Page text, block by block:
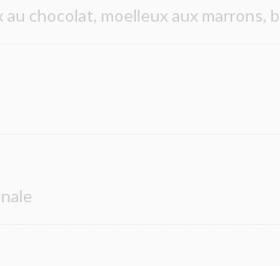
au chocolat, moelleux aux marrons,